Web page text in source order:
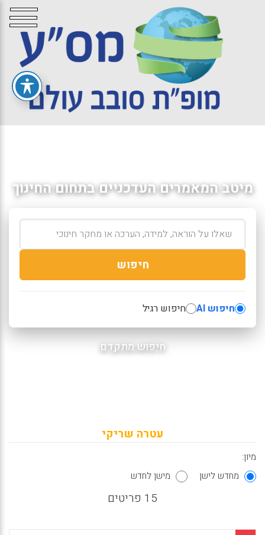
מיטב המאמרים העדכניים בתחום החינוך
חיפוש
חיפוש AI חיפוש רגיל
חיפוש מתקדם
עטרה שריקי
מיון:
מחדש לישן
מישן לחדש
15 פריטים